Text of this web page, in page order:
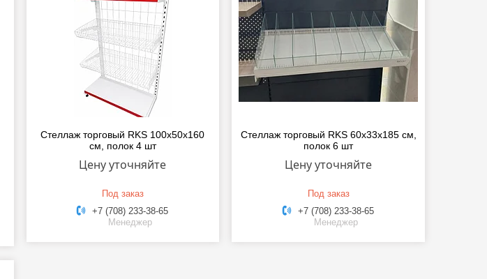
Стеллаж торговый RKS 100x50x160
см, полок 4 шт
Цену уточняйте
Под заказ
+7 (708) 233-38-65
Менеджер
Стеллаж торговый RKS 60x33x185 см,
полок 6 шт
Цену уточняйте
Под заказ
+7 (708) 233-38-65
Менеджер